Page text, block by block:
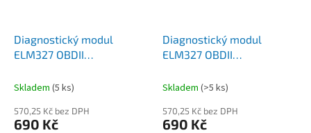
Diagnostický modul
ELM327 OBDII
Bluetooth VERZE (H340 +
Skladem (5 ks)
570,25 Kč bez DPH
690 Kč
Diagnostický modul
ELM327 OBDII
VERZE
Skladem (>5 ks)
570,25 Kč bez DPH
690 Kč